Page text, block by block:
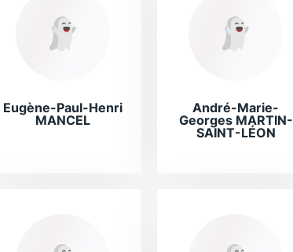
Eugène-Paul-Henri
MANCEL
André-Marie-
Georges MARTIN-
SAINT-LÉON